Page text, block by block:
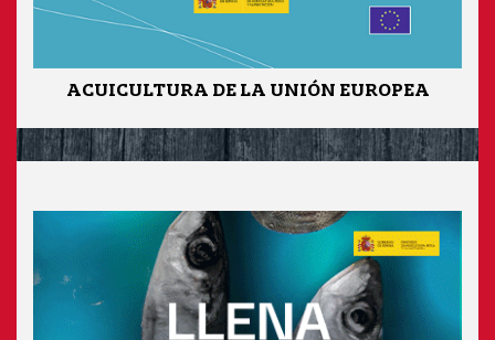
ACUICULTURA DE LA UNIÓN EUROPEA